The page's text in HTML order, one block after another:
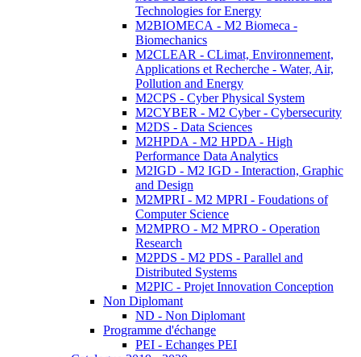
Technologies for Energy
M2BIOMECA - M2 Biomeca -
Biomechanics
M2CLEAR - CLimat, Environnement,
Applications et Recherche - Water, Air,
Pollution and Energy
M2CPS - Cyber Physical System
M2CYBER - M2 Cyber - Cybersecurity
M2DS - Data Sciences
M2HPDA - M2 HPDA - High
Performance Data Analytics
M2IGD - M2 IGD - Interaction, Graphic
and Design
M2MPRI - M2 MPRI - Foudations of
Computer Science
M2MPRO - M2 MPRO - Operation
Research
M2PDS - M2 PDS - Parallel and
Distributed Systems
M2PIC - Projet Innovation Conception
Non Diplomant
ND - Non Diplomant
Programme d'échange
PEI - Echanges PEI